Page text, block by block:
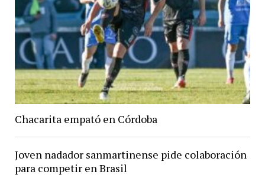
Chacarita empató en Córdoba
Joven nadador sanmartinense pide colaboración
para competir en Brasil